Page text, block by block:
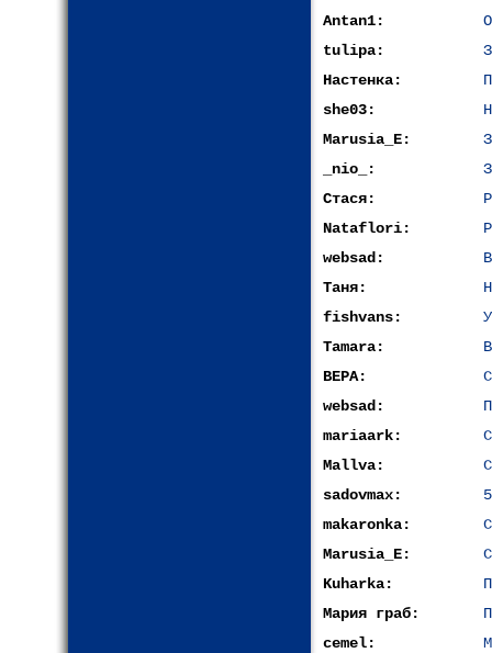
Antan1:
tulipa:
Настенка:
she03:
Marusia_E:
_nio_:
Стася:
Nataflori:
websad:
Таня:
fishvans:
Tamara:
ВЕРА:
websad:
mariaark:
Mallva:
sadovmax:
makaronka:
Marusia_E:
Kuharka:
Мария граб:
сemel: